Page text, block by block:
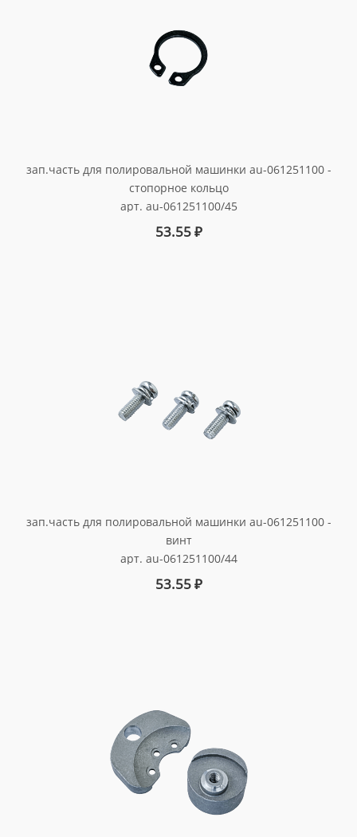
зап.часть для полировальной машинки au-061251100 -
стопорное кольцо
арт. au-061251100/45
53.55₽
зап.часть для полировальной машинки au-061251100 -
винт
арт. au-061251100/44
53.55₽